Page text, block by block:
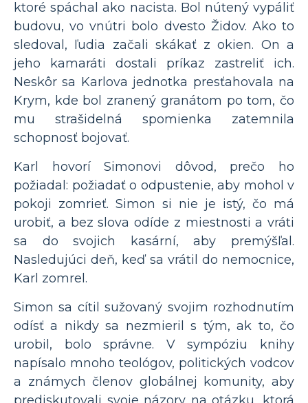
ktoré spáchal ako nacista. Bol nútený vypáliť
budovu, vo vnútri bolo dvesto Židov. Ako to
sledoval, ľudia začali skákať z okien. On a
jeho kamaráti dostali príkaz zastreliť ich.
Neskôr sa Karlova jednotka presťahovala na
Krym, kde bol zranený granátom po tom, čo
mu strašidelná spomienka zatemnila
schopnosť bojovať.
Karl hovorí Simonovi dôvod, prečo ho
požiadal: požiadať o odpustenie, aby mohol v
pokoji zomrieť. Simon si nie je istý, čo má
urobiť, a bez slova odíde z miestnosti a vráti
sa do svojich kasární, aby premýšľal.
Nasledujúci deň, keď sa vrátil do nemocnice,
Karl zomrel.
Simon sa cítil sužovaný svojim rozhodnutím
odísť a nikdy sa nezmieril s tým, ak to, čo
urobil, bolo správne. V sympóziu knihy
napísalo mnoho teológov, politických vodcov
a známych členov globálnej komunity, aby